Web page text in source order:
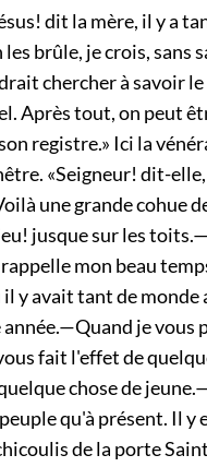
dit la mère, il y a
brûle, je crois, sans
chercher à savoir le
Après tout, on peut
registre.» Ici la
«Seigneur! dit-
une grande cohue
jusque sur les
mon beau
y avait tant de monde
je vous
fait l'effet de
chose de
qu'à présent. Il y
de la porte